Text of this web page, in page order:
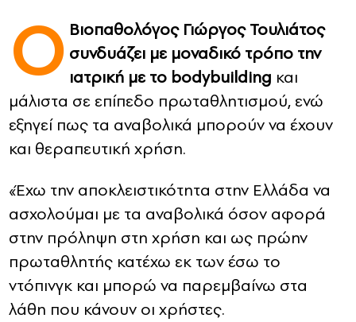
ADVERTISE
Ο Βιοπαθολόγος Γιώργος Τουλιάτος
συνδυάζει με μοναδικό τρόπο την
ιατρική με το bodybuilding και
μάλιστα σε επίπεδο πρωταθλητισμού, ενώ
εξηγεί πως τα αναβολικά μπορούν να έχουν
και θεραπευτική χρήση.
«Έχω την αποκλειστικότητα στην Ελλάδα να
ασχολούμαι με τα αναβολικά όσον αφορά
στην πρόληψη στη χρήση και ως πρώην
πρωταθλητής κατέχω εκ των έσω το
ντόπινγκ και μπορώ να παρεμβαίνω στα
λάθη που κάνουν οι χρήστες.